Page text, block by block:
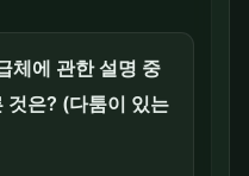
체에 관한 설명 중
것은? (다툼이 있는